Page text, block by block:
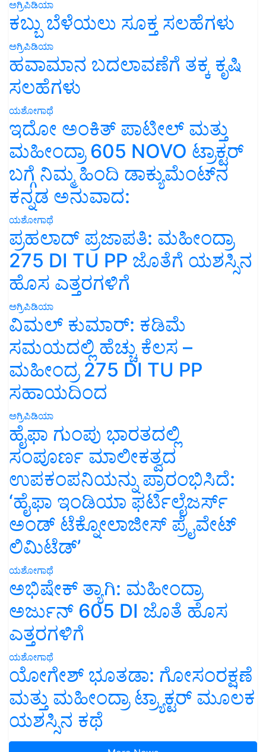
ಕಬ್ಬು ಬೆಳೆಯಲು ಸೂಕ್ತ ಸಲಹೆಗಳು
ಅಗ್ರಿಪಿಡಿಯಾ
ಹವಾಮಾನ ಬದಲಾವಣೆಗೆ ತಕ್ಕ ಕೃಷಿ
ಸಲಹೆಗಳು
ಯಶೋಗಾಥೆ
ಇದೋ ಅಂಕಿತ್ ಪಾಟೀಲ್ ಮತ್ತು
ಮಹೀಂದ್ರಾ 605 NOVO ಟ್ರಾಕ್ಟರ್
ಬಗ್ಗೆ ನಿಮ್ಮ ಹಿಂದಿ ಡಾಕ್ಯುಮೆಂಟ್‌ನ
ಕನ್ನಡ ಅನುವಾದ:
ಯಶೋಗಾಥೆ
ಪ್ರಹಲಾದ್ ಪ್ರಜಾಪತಿ: ಮಹೀಂದ್ರಾ
275 DI TU PP ಜೊತೆಗೆ ಯಶಸ್ಸಿನ
ಹೊಸ ಎತ್ತರಗಳಿಗೆ
ಅಗ್ರಿಪಿಡಿಯಾ
ವಿಮಲ್ ಕುಮಾರ್: ಕಡಿಮೆ
ಸಮಯದಲ್ಲಿ ಹೆಚ್ಚು ಕೆಲಸ –
ಮಹೀಂದ್ರ 275 DI TU PP
ಸಹಾಯದಿಂದ
ಅಗ್ರಿಪಿಡಿಯಾ
ಹೈಫಾ ಗುಂಪು ಭಾರತದಲ್ಲಿ
ಸಂಪೂರ್ಣ ಮಾಲೀಕತ್ವದ
ಉಪಕಂಪನಿಯನ್ನು ಪ್ರಾರಂಭಿಸಿದೆ:
‘ಹೈಫಾ ಇಂಡಿಯಾ ಫರ್ಟಿಲೈಜರ್ಸ್
ಅಂಡ್ ಟೆಕ್ನೋಲಾಜೀಸ್ ಪ್ರೈವೇಟ್
ಲಿಮಿಟೆಡ್’
ಯಶೋಗಾಥೆ
ಅಭಿಷೇಕ್ ತ್ಯಾಗಿ: ಮಹೀಂದ್ರಾ
ಅರ್ಜುನ್ 605 DI ಜೊತೆ ಹೊಸ
ಎತ್ತರಗಳಿಗೆ
ಯಶೋಗಾಥೆ
ಯೋಗೇಶ್ ಭೂತಡಾ: ಗೋಸಂರಕ್ಷಣೆ
ಮತ್ತು ಮಹೀಂದ್ರಾ ಟ್ರ್ಯಾಕ್ಟರ್ ಮೂಲಕ
ಯಶಸ್ಸಿನ ಕಥೆ